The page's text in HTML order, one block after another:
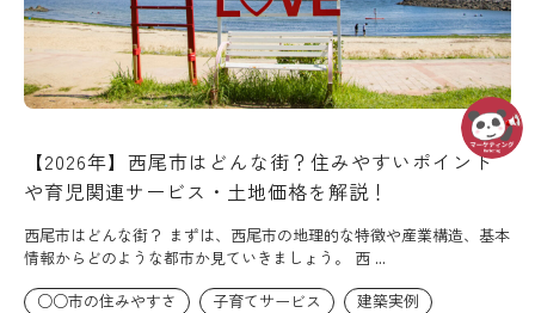
【2026年】西尾市はどんな街？住みやすいポイント
や育児関連サービス・土地価格を解説！
西尾市はどんな街？ まずは、西尾市の地理的な特徴や産業構造、基本
情報からどのような都市か見ていきましょう。 西 ...
○○市の住みやすさ
子育てサービス 建築実例